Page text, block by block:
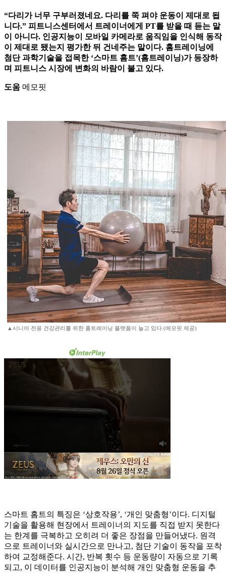
“다리가 너무 구부러졌네요. 다리를 쭉 펴야 운동이 제대로 됩
니다.” 피트니스센터에서 트레이너에게 PT를 받을 때 듣는 말
이 아니다. 인공지능이 모바일 카메라로 움직임을 인식해 동작
이 제대로 됐는지 평가한 뒤 건네주는 말이다. 홈트레이닝에
첨단 과학기술을 접목한 ‘스마트 홈트’(홈트레이닝)가 등장하
며 피트니스 시장에 변화의 바람이 불고 있다.
도움 메모핏
▲시니어 전용 건강관리를 위한 홈트레이닝 플랫폼이 늘고 있다.(메모핏 제공)
스마트 홈트의 특징은 ‘상호작용’, ‘개인 맞춤형’이다. 디지털
기술을 활용해 현장에서 트레이너의 지도를 직접 받지 못한다
는 한계를 극복하고 오히려 더 좋은 장점을 만들어냈다. 원격
으로 트레이너와 실시간으로 만나고, 첨단 기술이 동작을 포착
하여 교정해준다. 시간, 반복 횟수 등 운동량이 자동으로 기록
되고, 이 데이터를 인공지능이 분석해 개인 맞춤형 운동을 추